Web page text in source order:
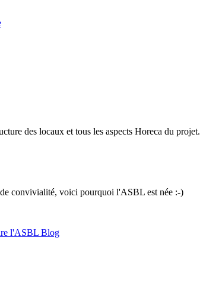
des locaux et tous les aspects Horeca du projet.
convivialité, voici pourquoi l'ASBL est née :-)
l'ASBL Blog